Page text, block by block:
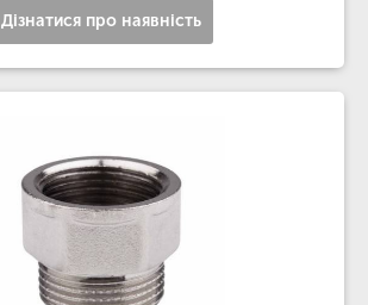
Дізнатися про наявність